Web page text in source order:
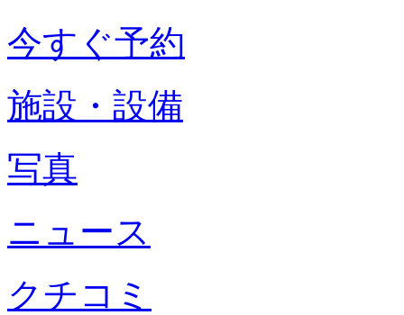
今すぐ予約
施設・設備
写真
ニュース
クチコミ